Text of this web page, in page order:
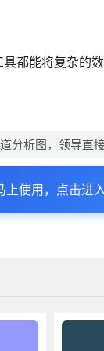
都能将复杂的
分析图，领导
上使用，点击进入